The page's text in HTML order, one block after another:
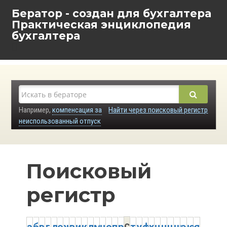
Бератор - создан для бухгалтера
Практическая энциклопедия
бухгалтера
Найти через поисковый регистр
Например, компенсация за
неиспользованный отпуск
Поисковый
регистр